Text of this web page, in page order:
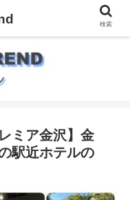
ミア金沢】金
駅近ホテルの
検索